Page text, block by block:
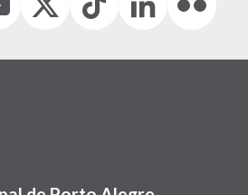
(Antigo
(link
(link
em
(link
em
(link
em